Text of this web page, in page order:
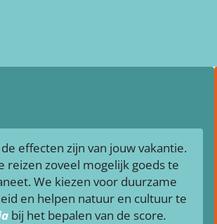
effecten zijn van jouw vakantie.
reizen zoveel mogelijk goeds te
We kiezen voor duurzame
en helpen natuur en cultuur te
bij het bepalen van de score.